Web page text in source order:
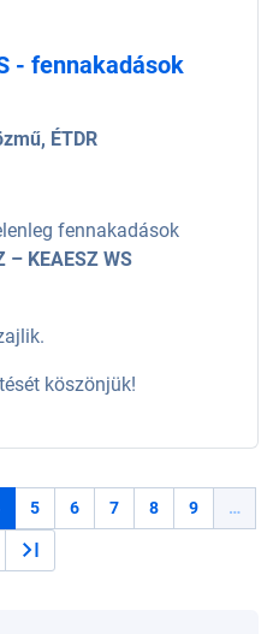
- fennakadások
ÉTDR
fennakadások
– KEAESZ WS
köszönjük!
oldal
Oldal
5
Oldal
6
Oldal
7
Oldal
8
Oldal
9 …
oldal